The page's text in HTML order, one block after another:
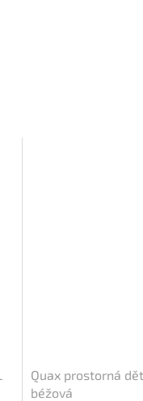
Quax prostorná
béžová